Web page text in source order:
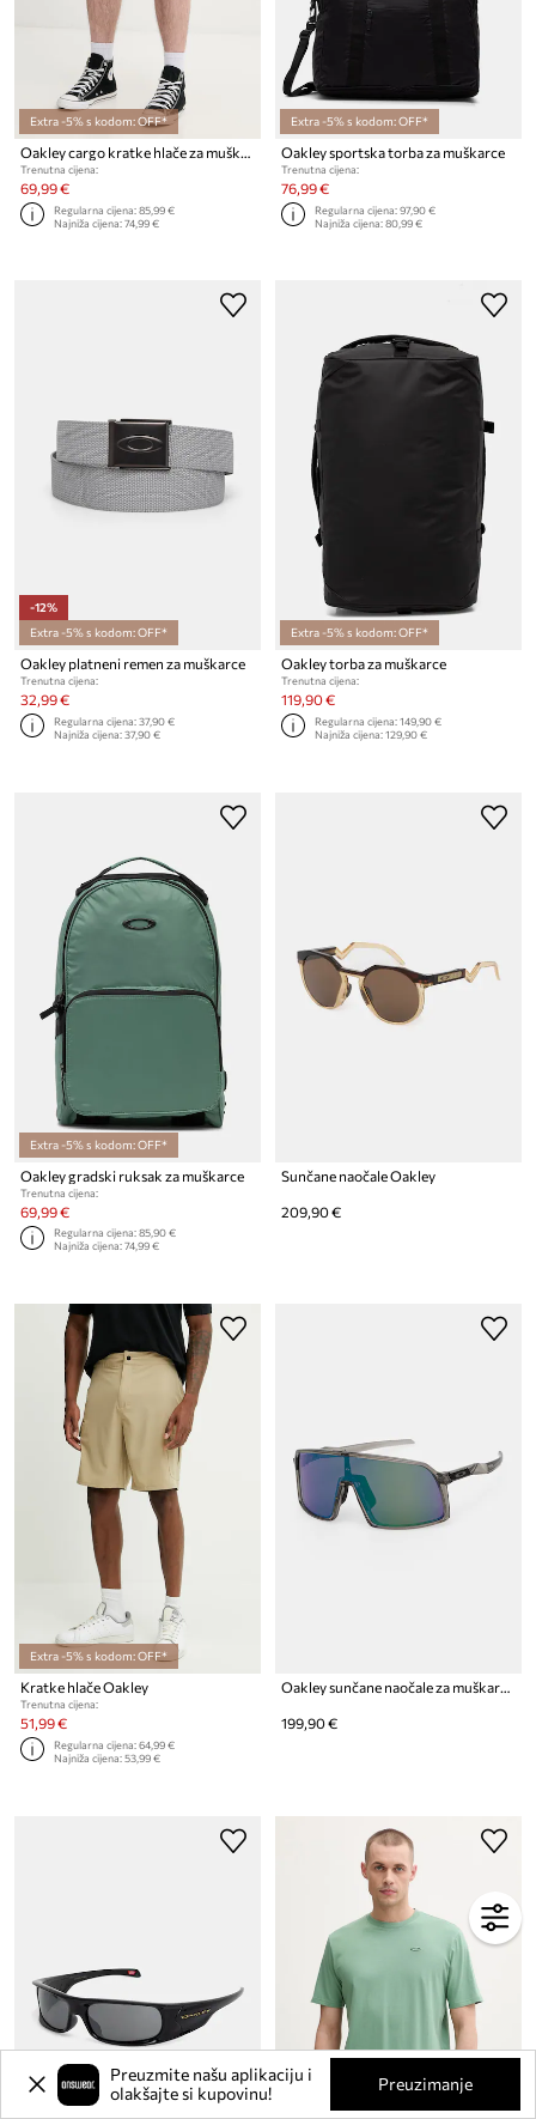
Extra -5% s kodom: OFF*
Oakley cargo kratke hlače za muškarce od pamuka s elastanom
Trenutna cijena:
69,99 €
Regularna cijena:85,99 €
Najniža cijena:74,99 €
Extra -5% s kodom: OFF*
Oakley sportska torba za muškarce
Trenutna cijena:
76,99 €
Regularna cijena:97,90 €
Najniža cijena:80,99 €
-12%
Extra -5% s kodom: OFF*
Oakley platneni remen za muškarce
Trenutna cijena:
32,99 €
Regularna cijena:37,90 €
Najniža cijena:37,90 €
Extra -5% s kodom: OFF*
Oakley torba za muškarce
Trenutna cijena:
119,90 €
Regularna cijena:149,90 €
Najniža cijena:129,90 €
Extra -5% s kodom: OFF*
Oakley gradski ruksak za muškarce
Trenutna cijena:
69,99 €
Regularna cijena:85,90 €
Najniža cijena:74,99 €
Sunčane naočale Oakley
209,90 €
Extra -5% s kodom: OFF*
Kratke hlače Oakley
Trenutna cijena:
51,99 €
Regularna cijena:64,99 €
Najniža cijena:53,99 €
Oakley sunčane naočale za muškarce
199,90 €
Preuzmite našu aplikaciju i
olakšajte si kupovinu!
Preuzimanje